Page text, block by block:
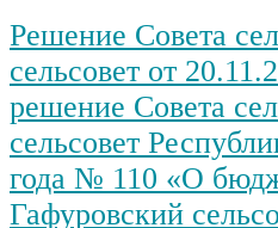
Решение Совета
сельсовет от
решение Совета
сельсовет
года № 110 «О
Гафуровский